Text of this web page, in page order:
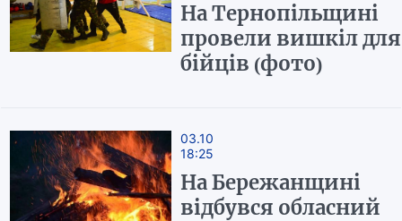
На Тернопільщині
провели вишкіл для
бійців (фото)
03.10
18:25
На Бережанщині
відбувся обласний